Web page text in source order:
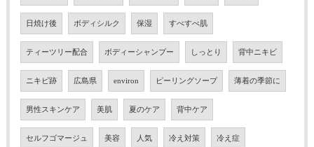
日焼け後 ボディシルク 保湿 すべすべ肌
ティーツリー配合 ボディーシャンプー しっとり 背中ニキビ
ニキビ跡 広島県 environ ピーリングソープ 薄着の季節に
男性スキンケア 美肌 夏のケア 背中ケア
セルフゴマージュ 美容 人気 冷え対策 冷え症